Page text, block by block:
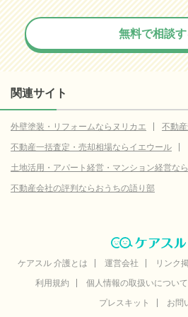
無料で相談
関連サイト
外壁塗装・リフォームならヌリカエ
不動
不動産一括査定・売却相場ならイエウール
土地活用・アパート経営・マンション経営な
不動産会社の評判ならおうちの語り部
ケアスル 介護とは 運営会社 リンク
利用規約
個人情報の取扱いについて
プレスキット
お問